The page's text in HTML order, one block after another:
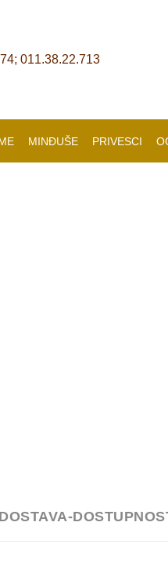
011.38.22.713
MINĐUŠE PRIVESCI